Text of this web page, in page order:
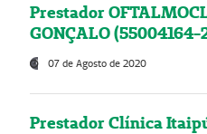
Prestador
GONÇALO (55004164-
07 de Agosto de 2020
Prestador Clínica